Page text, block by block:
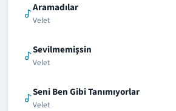
Aramadılar
Velet
Sevilmemişsin
Velet
Seni Ben Gibi Tanımıyorlar
Velet